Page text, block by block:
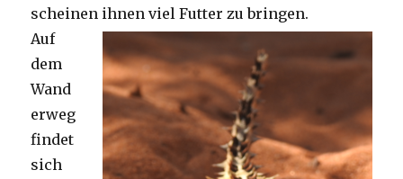
scheinen ihnen viel Futter zu bringen.
Auf
dem
Wand
erweg
findet
sich